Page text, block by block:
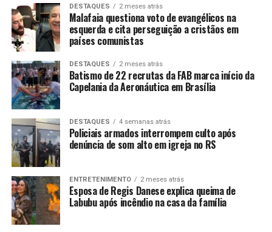
DESTAQUES 2 meses atrás
Malafaia questiona voto de evangélicos na
esquerda e cita perseguição a cristãos em
países comunistas
DESTAQUES 2 meses atrás
Batismo de 22 recrutas da FAB marca início da
Capelania da Aeronáutica em Brasília
DESTAQUES 4 semanas atrás
Policiais armados interrompem culto após
denúncia de som alto em igreja no RS
ENTRETENIMENTO 2 meses atrás
Esposa de Regis Danese explica queima de
Labubu após incêndio na casa da família